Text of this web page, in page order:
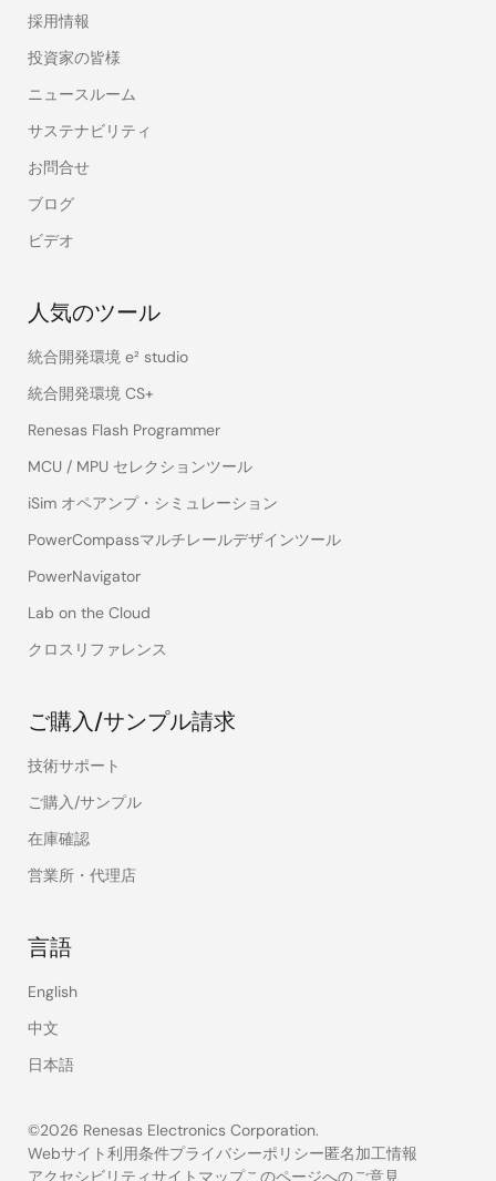
採用情報
投資家の皆様
ニュースルーム
サステナビリティ
お問合せ
ブログ
ビデオ
人気のツール
統合開発環境 e² studio
統合開発環境 CS+
Renesas Flash Programmer
MCU / MPU セレクションツール
iSim オペアンプ・シミュレーション
PowerCompassマルチレールデザインツール
PowerNavigator
Lab on the Cloud
クロスリファレンス
ご購入/サンプル請求
技術サポート
ご購入/サンプル
在庫確認
営業所・代理店
言語
English
中文
日本語
©2026 Renesas Electronics Corporation.
Webサイト利用条件プライバシーポリシー匿名加工情報
アクセシビリティサイトマップこのページへのご意見